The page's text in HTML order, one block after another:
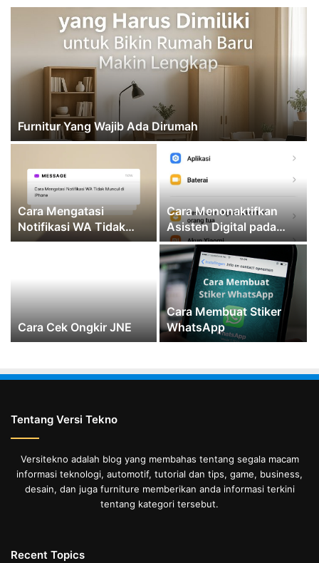
Furnitur Yang Wajib Ada Dirumah
Cara Mengatasi
Notifikasi WA Tidak
Muncul di iPhone
Cara Menonaktifkan
Asisten Digital pada
Xiaomi
Cara Cek Ongkir JNE
Cara Membuat Stiker
WhatsApp
Tentang Versi Tekno
Versitekno adalah blog yang membahas tentang segala macam
informasi teknologi, automotif, tutorial dan tips, game, business,
desain, dan juga furniture memberikan anda informasi terkini
tentang kategori tersebut.
Recent Topics